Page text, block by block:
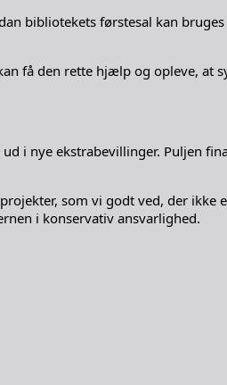
bibliotekets førstesal kan
få den rette hjælp og opleve, at
i nye ekstrabevillinger. Puljen
som vi godt ved, der ikke
i konservativ ansvarlighed.